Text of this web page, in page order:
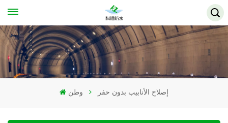
وطن إصلاح الأنابيب بدون حفر